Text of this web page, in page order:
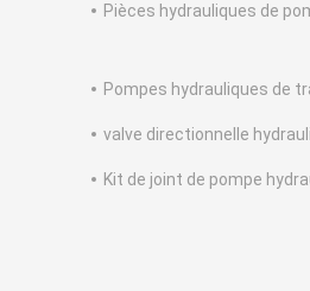
Pièces hydrauliques de
Pompes hydrauliques de
valve directionnelle
Kit de joint de pompe